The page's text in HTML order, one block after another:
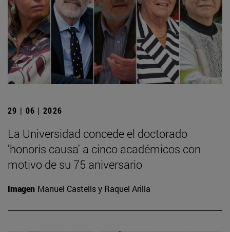
29 | 06 | 2026
La Universidad concede el doctorado
'honoris causa' a cinco académicos con
motivo de su 75 aniversario
Imagen Manuel Castells y Raquel Arilla